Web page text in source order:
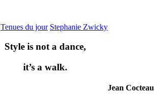
Tenues du jour Stephanie Zwicky
Style is not a dance,
it’s a walk.
Jean Cocteau